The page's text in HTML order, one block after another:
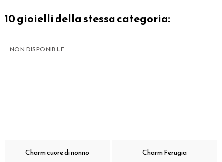
10 gioielli della stessa categoria:
NON DISPONIBILE
Charm cuore di nonno
Charm Perugia